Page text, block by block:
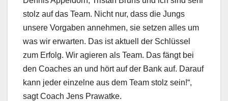
stolz auf das Team. Nicht nur, dass die Jungs
unsere Vorgaben annehmen, sie setzen alles um
was wir erwarten. Das ist aktuell der Schlüssel
zum Erfolg. Wir agieren als Team. Das fängt bei
den Coaches an und hört auf der Bank auf. Darauf
kann jeder einzelne aus dem Team stolz sein!“,
sagt Coach Jens Prawatke.